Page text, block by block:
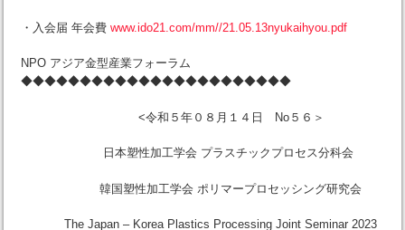
・入会届 年会費 www.ido21.com/mm//21.05.13nyukaihyou.pdf
NPO アジア金型産業フォーラム
◆◆◆◆◆◆◆◆◆◆◆◆◆◆◆◆◆◆◆◆◆◆◆
<令和５年０８月１４日 No５６＞
日本塑性加工学会 プラスチックプロセス分科会
韓国塑性加工学会 ポリマープロセッシング研究会
The Japan – Korea Plastics Processing Joint Seminar 2023